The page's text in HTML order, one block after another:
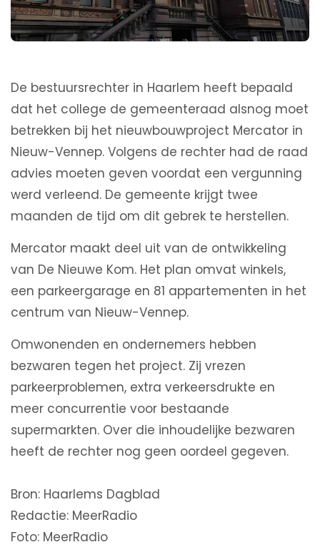
De bestuursrechter in Haarlem heeft bepaald
dat het college de gemeenteraad alsnog moet
betrekken bij het nieuwbouwproject Mercator in
Nieuw-Vennep. Volgens de rechter had de raad
advies moeten geven voordat een vergunning
werd verleend. De gemeente krijgt twee
maanden de tijd om dit gebrek te herstellen.
Mercator maakt deel uit van de ontwikkeling
van De Nieuwe Kom. Het plan omvat winkels,
een parkeergarage en 81 appartementen in het
centrum van Nieuw-Vennep.
Omwonenden en ondernemers hebben
bezwaren tegen het project. Zij vrezen
parkeerproblemen, extra verkeersdrukte en
meer concurrentie voor bestaande
supermarkten. Over die inhoudelijke bezwaren
heeft de rechter nog geen oordeel gegeven.
Bron: Haarlems Dagblad
Redactie: MeerRadio
Foto: MeerRadio